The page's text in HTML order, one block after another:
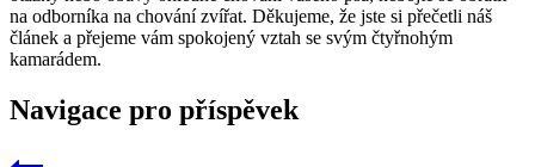
na odborníka na chování zvířat. Děkujeme, že jste si přečetli náš
článek a přejeme vám spokojený vztah se svým čtyřnohým
kamarádem.
Navigace pro příspěvek